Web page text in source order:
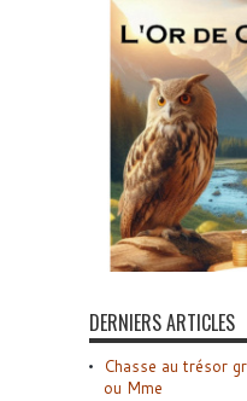
DERNIERS ARTICLES
Chasse au trésor
ou Mme